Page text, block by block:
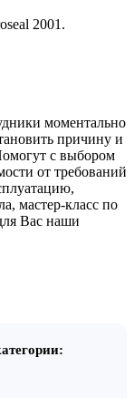
2001.
моментально
причину и
с выбором
от требований
мастер-класс по
Вас наши